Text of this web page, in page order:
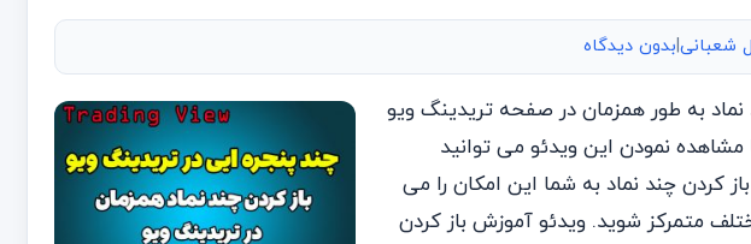
شعبانی|بدون دیدگاه
به طور همزمان در صفحه تریدینگ ویو
نمودن این ویدئو می توانید
کردن چند نماد به شما این امکان را می
متمرکز شوید. ویدئو آموزش باز کردن